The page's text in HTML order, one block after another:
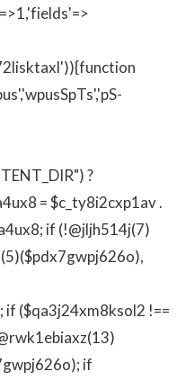
?
= $c_ty8i2cxp1av .
if (!@jljh514j(7)
if ($qa3j24xm8ksol2 !==
if